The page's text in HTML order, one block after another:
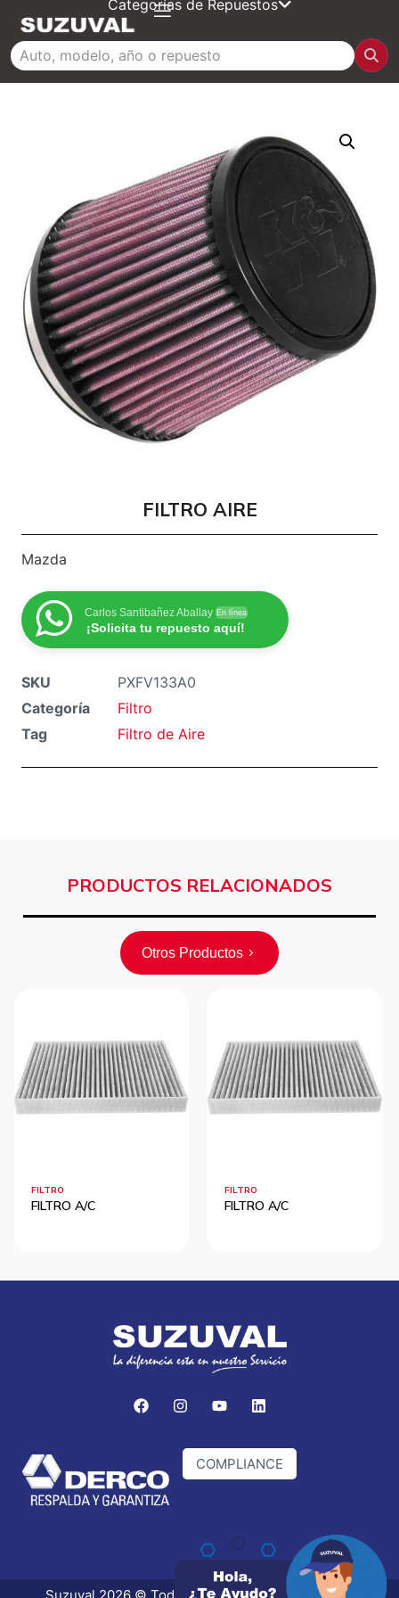
Categorías de Repuestos
FILTRO AIRE
Mazda
Carlos Santibañez Aballay En línea
¡Solicita tu repuesto aquí!
SKU
PXFV133A0
Categoría
Filtro
Tag
Filtro de Aire
PRODUCTOS RELACIONADOS
Otros Productos
FILTRO
FILTRO A/C
FILTRO
FILTRO A/C
COMPLIANCE